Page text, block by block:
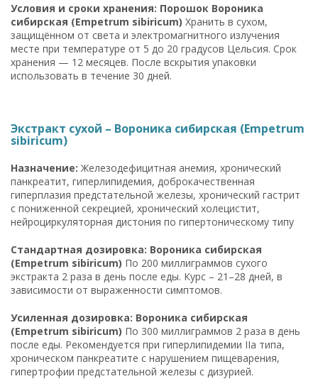
Условия и сроки хранения: Порошок Вороника
сибирская (Empetrum sibiricum) Хранить в сухом,
защищённом от света и электромагнитного излучения
месте при температуре от 5 до 20 градусов Цельсия. Срок
хранения — 12 месяцев. После вскрытия упаковки
использовать в течение 30 дней.
Экстракт сухой – Вороника сибирская (Empetrum
sibiricum)
Назначение: Железодефицитная анемия, хронический
панкреатит, гиперлипидемия, доброкачественная
гиперплазия предстательной железы, хронический гастрит
с пониженной секрецией, хронический холецистит,
нейроциркуляторная дистония по гипертоническому типу
Стандартная дозировка: Вороника сибирская
(Empetrum sibiricum) По 200 миллиграммов сухого
экстракта 2 раза в день после еды. Курс – 21–28 дней, в
зависимости от выраженности симптомов.
Усиленная дозировка: Вороника сибирская
(Empetrum sibiricum) По 300 миллиграммов 2 раза в день
после еды. Рекомендуется при гиперлипидемии IIa типа,
хроническом панкреатите с нарушением пищеварения,
гипертрофии предстательной железы с дизурией.